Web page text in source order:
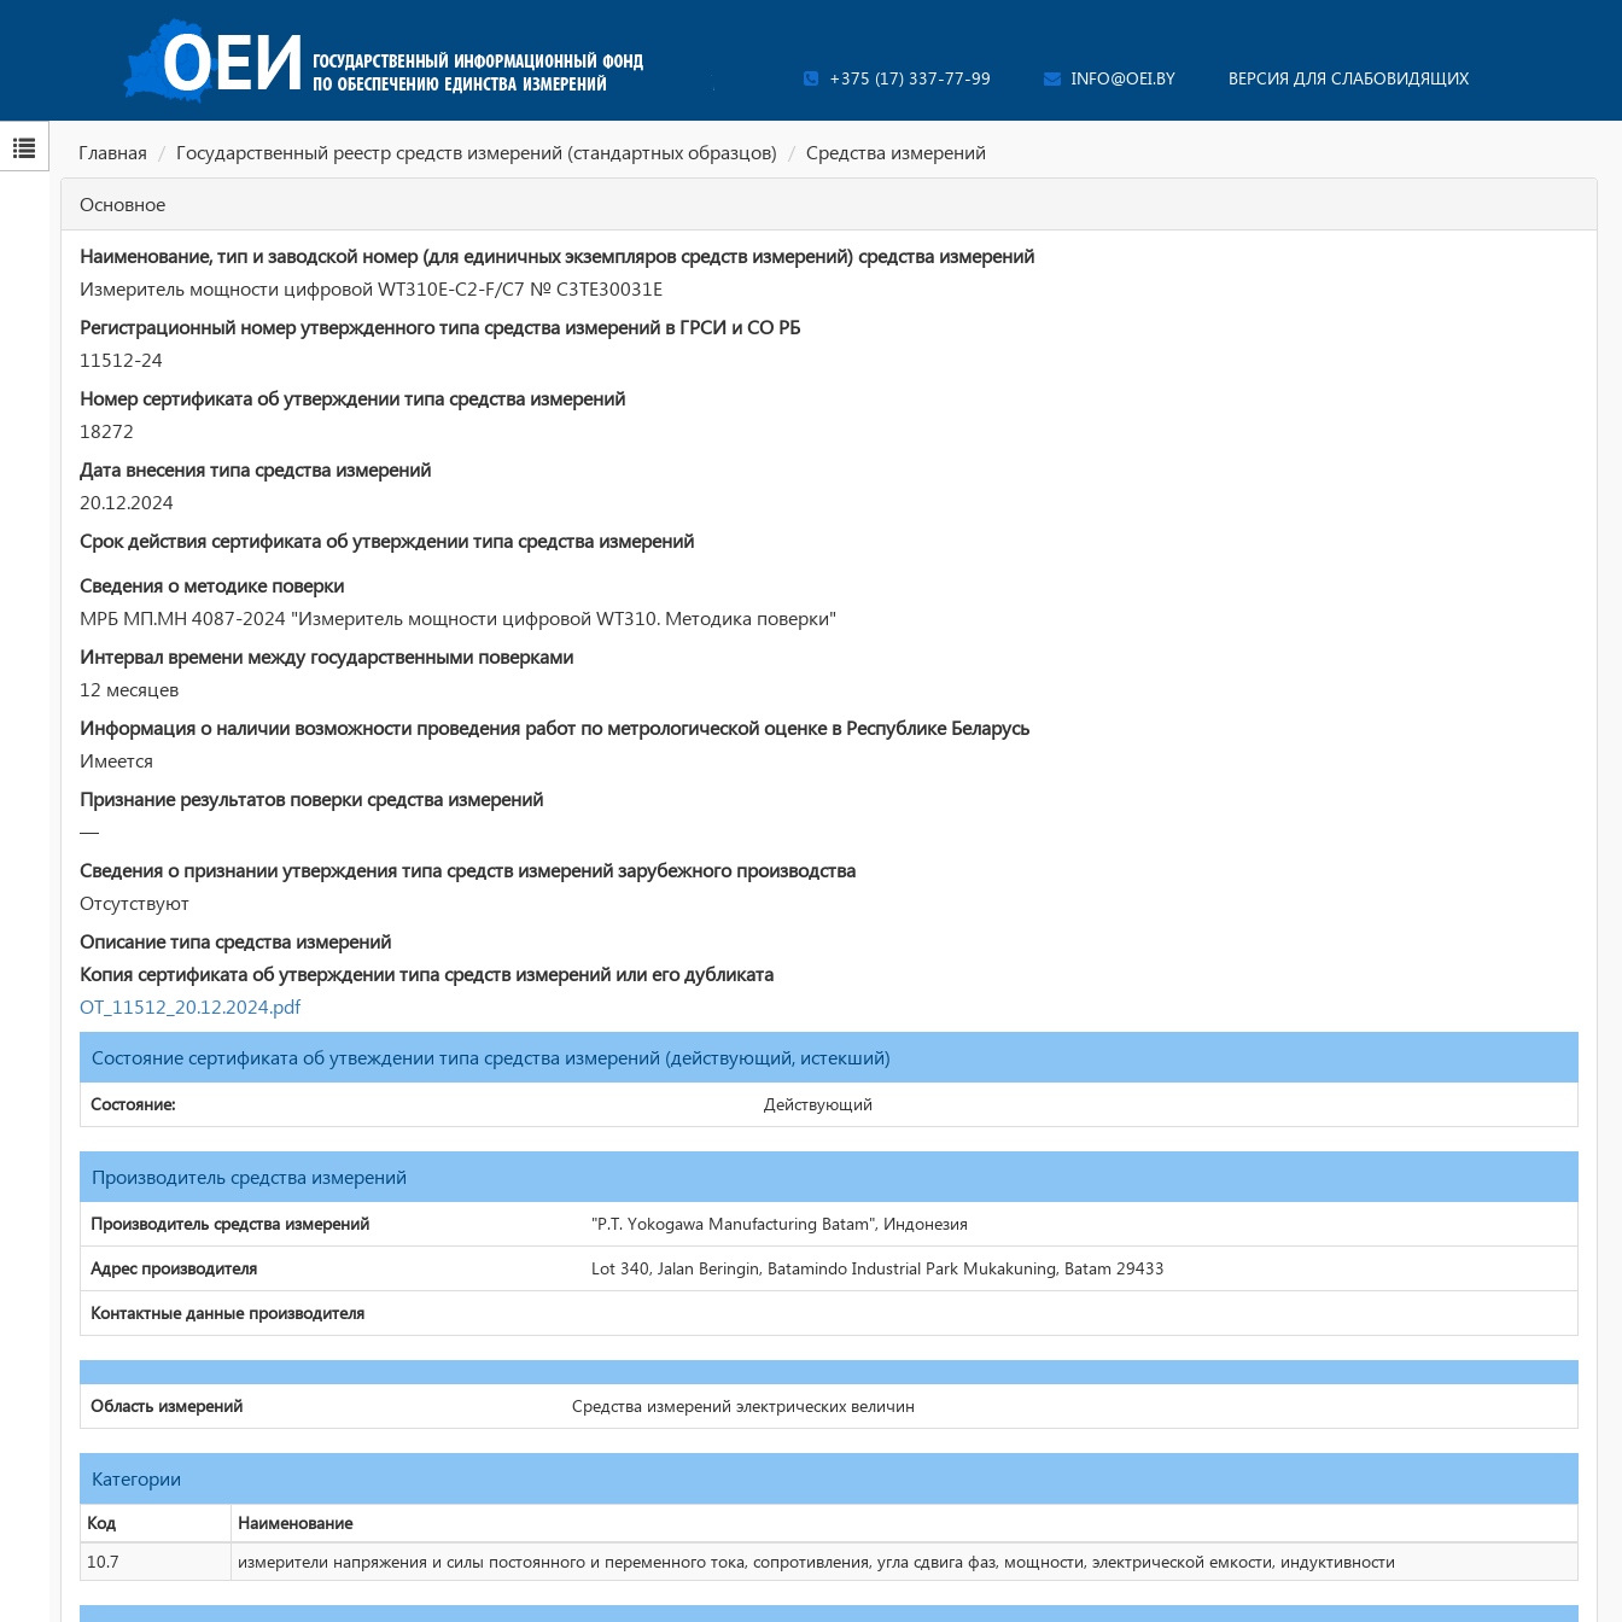
+375 (17) 337-77-99 INFO@OEI.BY ВЕРСИЯ ДЛЯ СЛАБОВИДЯЩИХ
Главная Государственный реестр средств измерений (стандартных образцов) Средства измерений
Основное
Наименование, тип и заводской номер (для единичных экземпляров средств измерений) средства измерений
Измеритель мощности цифровой WT310E-C2-F/С7 № C3TE30031E
Регистрационный номер утвержденного типа средства измерений в ГРСИ и СО РБ
11512-24
Номер сертификата об утверждении типа средства измерений
18272
Дата внесения типа средства измерений
20.12.2024
Срок действия сертификата об утверждении типа средства измерений
Сведения о методике поверки
МРБ МП.МН 4087-2024 "Измеритель мощности цифровой WT310. Методика поверки"
Интервал времени между государственными поверками
12 месяцев
Информация о наличии возможности проведения работ по метрологической оценке в Республике Беларусь
Имеется
Признание результатов поверки средства измерений
—
Сведения о признании утверждения типа средств измерений зарубежного производства
Отсутствуют
Описание типа средства измерений
Копия сертификата об утверждении типа средств измерений или его дубликата
ОТ_11512_20.12.2024.pdf
Состояние сертификата об утвеждении типа средства измерений (действующий, истекший)
Состояние: Действующий
Производитель средства измерений
Производитель средства измерений
"P.T. Yokogawa Manufacturing Batam", Индонезия
Адрес производителя
Lot 340, Jalan Beringin, Batamindo Industrial Park Mukakuning, Batam 29433
Контактные данные производителя
Область измерений Средства измерений электрических величин
Категории
Код
Наименование
10.7
измерители напряжения и силы постоянного и переменного тока, сопротивления, угла сдвига фаз, мощности, электрической емкости, индуктивности